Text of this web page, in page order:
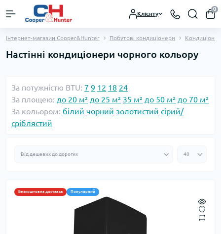
Клієнту
0
Інтернет-магазин Cooper&Hunter Побутові кондиціонери
Настінні кондиціонери чорного кольору
За потужністю BTU: 7 9 12 18 24
За площею: до 20 м² до 25 м² 35 м² до 50 м² до 70 м²
За кольором: білий чорний золотистий сірий/
сріблястий
Безкоштовна доставка Популярний